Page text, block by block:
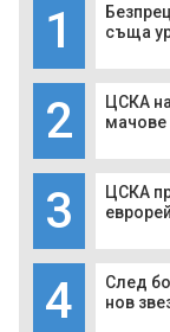
1
съща
2
ЦСКА
мачове
3
ЦСКА
4
След
нов